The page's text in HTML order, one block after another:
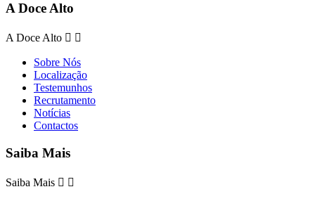
A Doce Alto
A Doce Alto  
Sobre Nós
Localização
Testemunhos
Recrutamento
Notícias
Contactos
Saiba Mais
Saiba Mais  